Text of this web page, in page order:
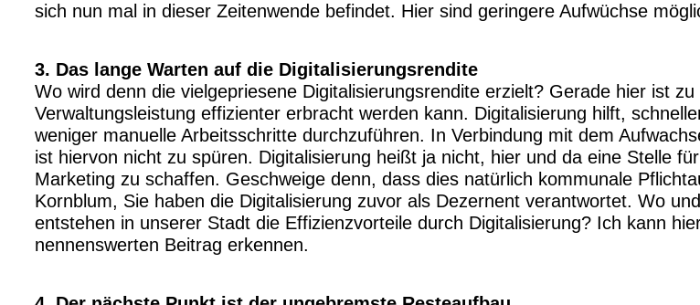
sich nun mal in dieser Zeitenwende befindet. Hier sind geringere Aufwüchse
3. Das lange Warten auf die Digitalisierungsrendite
Wo wird denn die vielgepriesene Digitalisierungsrendite erzielt? Gerade hier ist
Verwaltungsleistung effizienter erbracht werden kann. Digitalisierung hilft,
weniger manuelle Arbeitsschritte durchzuführen. In Verbindung mit dem
ist hiervon nicht zu spüren. Digitalisierung heißt ja nicht, hier und da eine Stelle
Marketing zu schaffen. Geschweige denn, dass dies natürlich kommunale
Kornblum, Sie haben die Digitalisierung zuvor als Dezernent verantwortet. Wo
entstehen in unserer Stadt die Effizienzvorteile durch Digitalisierung? Ich kann
nennenswerten Beitrag erkennen.